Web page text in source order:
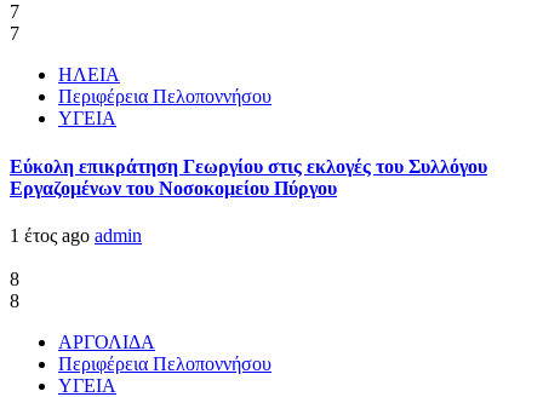
7
7
ΗΛΕΙΑ
Περιφέρεια Πελοποννήσου
ΥΓΕΙΑ
Εύκολη επικράτηση Γεωργίου στις εκλογές του Συλλόγου
Εργαζομένων του Νοσοκομείου Πύργου
1 έτος ago admin
8
8
ΑΡΓΟΛΙΔΑ
Περιφέρεια Πελοποννήσου
ΥΓΕΙΑ